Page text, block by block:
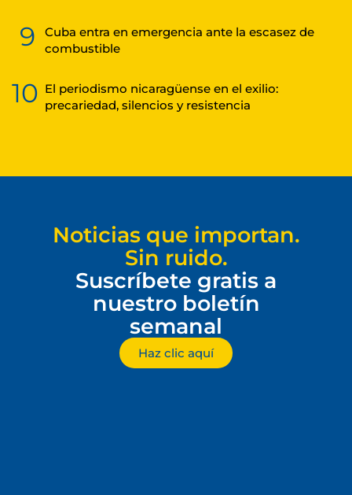
9
Cuba entra en emergencia ante la escasez de
combustible
10 El periodismo nicaragüense en el exilio:
precariedad, silencios y resistencia
Noticias que importan.
Sin ruido.
Suscríbete gratis a
nuestro boletín
semanal
Haz clic aquí